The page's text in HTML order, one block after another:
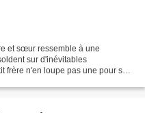
et sœur ressemble à une
sur d'inévitables
frère n'en loupe pas une pour se